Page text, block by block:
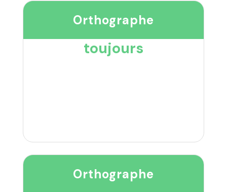
Orthographe
toujours
Orthographe